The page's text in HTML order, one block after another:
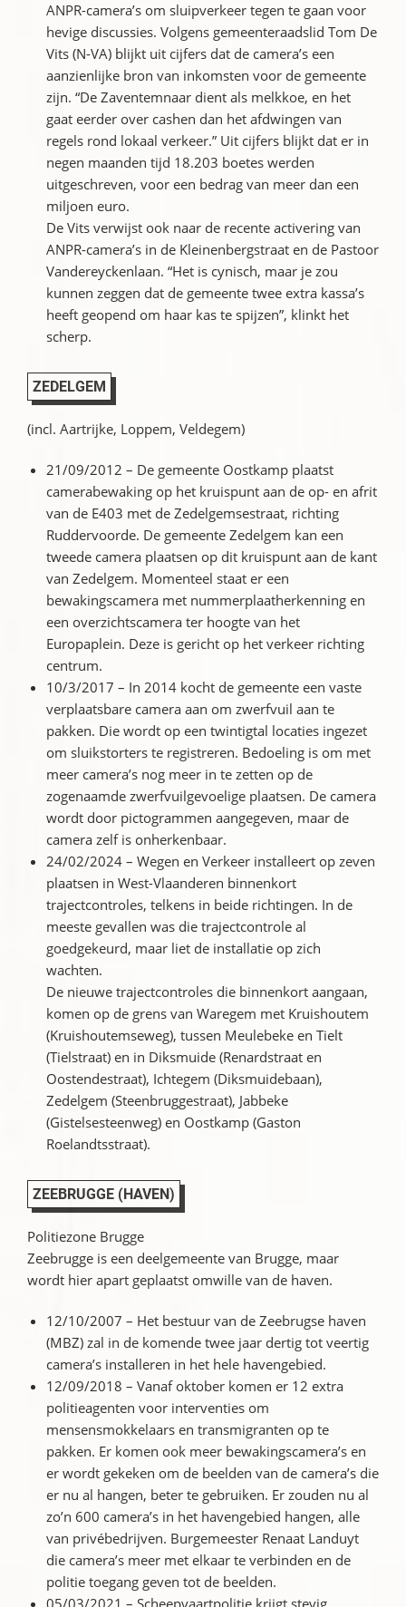
ANPR-camera’s om sluipverkeer tegen te gaan voor
hevige discussies. Volgens gemeenteraadslid Tom De
Vits (N-VA) blijkt uit cijfers dat de camera’s een
aanzienlijke bron van inkomsten voor de gemeente
zijn. “De Zaventemnaar dient als melkkoe, en het
gaat eerder over cashen dan het afdwingen van
regels rond lokaal verkeer.” Uit cijfers blijkt dat er in
negen maanden tijd 18.203 boetes werden
uitgeschreven, voor een bedrag van meer dan een
miljoen euro.
De Vits verwijst ook naar de recente activering van
ANPR-camera’s in de Kleinenbergstraat en de Pastoor
Vandereyckenlaan. “Het is cynisch, maar je zou
kunnen zeggen dat de gemeente twee extra kassa’s
heeft geopend om haar kas te spijzen”, klinkt het
scherp.
ZEDELGEM
(incl. Aartrijke, Loppem, Veldegem)
21/09/2012 – De gemeente Oostkamp plaatst
camerabewaking op het kruispunt aan de op- en afrit
van de E403 met de Zedelgemsestraat, richting
Ruddervoorde. De gemeente Zedelgem kan een
tweede camera plaatsen op dit kruispunt aan de kant
van Zedelgem. Momenteel staat er een
bewakingscamera met nummerplaatherkenning en
een overzichtscamera ter hoogte van het
Europaplein. Deze is gericht op het verkeer richting
centrum.
10/3/2017 – In 2014 kocht de gemeente een vaste
verplaatsbare camera aan om zwerfvuil aan te
pakken. Die wordt op een twintigtal locaties ingezet
om sluikstorters te registreren. Bedoeling is om met
meer camera’s nog meer in te zetten op de
zogenaamde zwerfvuilgevoelige plaatsen. De camera
wordt door pictogrammen aangegeven, maar de
camera zelf is onherkenbaar.
24/02/2024 – Wegen en Verkeer installeert op zeven
plaatsen in West-Vlaanderen binnenkort
trajectcontroles, telkens in beide richtingen. In de
meeste gevallen was die trajectcontrole al
goedgekeurd, maar liet de installatie op zich
wachten.
De nieuwe trajectcontroles die binnenkort aangaan,
komen op de grens van Waregem met Kruishoutem
(Kruishoutemseweg), tussen Meulebeke en Tielt
(Tielstraat) en in Diksmuide (Renardstraat en
Oostendestraat), Ichtegem (Diksmuidebaan),
Zedelgem (Steenbruggestraat), Jabbeke
(Gistelsesteenweg) en Oostkamp (Gaston
Roelandtsstraat).
ZEEBRUGGE (HAVEN)
Politiezone Brugge
Zeebrugge is een deelgemeente van Brugge, maar
wordt hier apart geplaatst omwille van de haven.
12/10/2007 – Het bestuur van de Zeebrugse haven
(MBZ) zal in de komende twee jaar dertig tot veertig
camera’s installeren in het hele havengebied.
12/09/2018 – Vanaf oktober komen er 12 extra
politieagenten voor interventies om
mensensmokkelaars en transmigranten op te
pakken. Er komen ook meer bewakingscamera’s en
er wordt gekeken om de beelden van de camera’s die
er nu al hangen, beter te gebruiken. Er zouden nu al
zo’n 600 camera’s in het havengebied hangen, alle
van privébedrijven. Burgemeester Renaat Landuyt
die camera’s meer met elkaar te verbinden en de
politie toegang geven tot de beelden.
05/03/2021 – Scheepvaartpolitie krijgt stevig